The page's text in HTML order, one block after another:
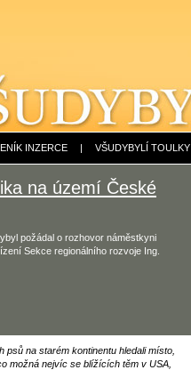
INZERCE | VŠUDYBYLÍ TOULKY
na území České
požádal o rozhovor náměstkyni
Sekce regionálního rozvoje Ing.
na starém kontinentu hledali místo,
možná nejvíc se blížících těm v USA,